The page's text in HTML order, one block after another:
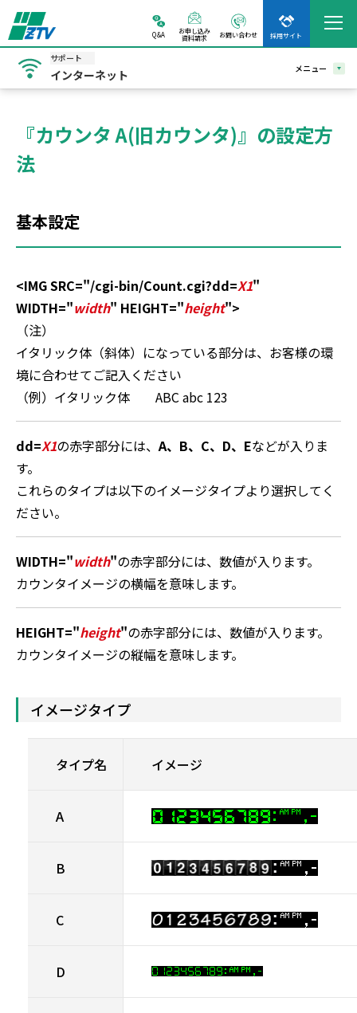
Q&A
お申し込み
資料請求
お問い合わせ 採用サイト
サポート
インターネット メニュー
『カウンタ A(旧カウンタ)』の設定方
法
基本設定
<IMG SRC="/cgi-bin/Count.cgi?dd=X1"
WIDTH="width" HEIGHT="height">
（注）
イタリック体（斜体）になっている部分は、お客様の環
境に合わせてご記入ください
（例）イタリック体 ABC abc 123
dd=X1の赤字部分には、A、B、C、D、Eなどが入りま
す。
これらのタイプは以下のイメージタイプより選択してく
ださい。
WIDTH="width"の赤字部分には、数値が入ります。
カウンタイメージの横幅を意味します。
HEIGHT="height"の赤字部分には、数値が入ります。
カウンタイメージの縦幅を意味します。
イメージタイプ
タイプ名 イメージ
A
B
C
D